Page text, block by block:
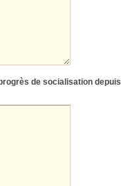
de socialisation depuis